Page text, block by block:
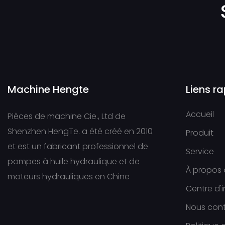
Machine Hengte
Pièces de machine Cie., Ltd de
Shenzhen HengTe. a été créé en 2010
et est un fabricant professionnel de
pompes à huile hydraulique et de
moteurs hydrauliques en Chine
Liens
Accueil
Produit
Service
À propos
Centre
Nous